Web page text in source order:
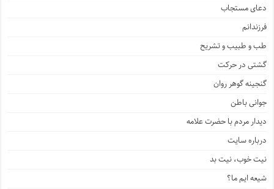
دعای مستجاب
فرزندانم
طب و طبیب و تشریح
گشتی در حرکت
گنجینه گوهر روان
جوانی باطن
دیدار مردم با حضرت علامه
درباره سایت
نیت خوب، نیت بد
شیعه ایم ما؟